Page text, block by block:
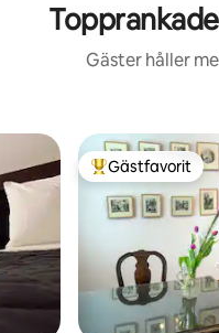
Gäster håller
Populär
Gästfavorit